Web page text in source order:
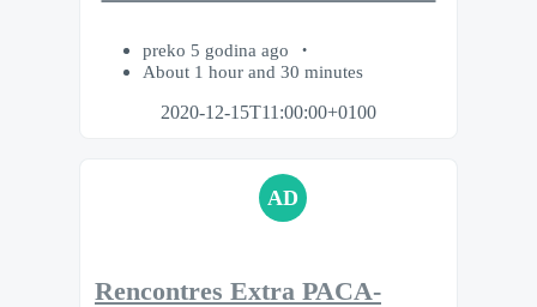
preko 5 godina ago
About 1 hour and 30 minutes
2020-12-15T11:00:00+0100
AD
Rencontres Extra PACA-